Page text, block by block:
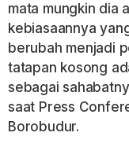
mata mungkin dia
kebiasaannya
berubah menjadi
tatapan kosong
sebagai
saat Press
Borobudur.